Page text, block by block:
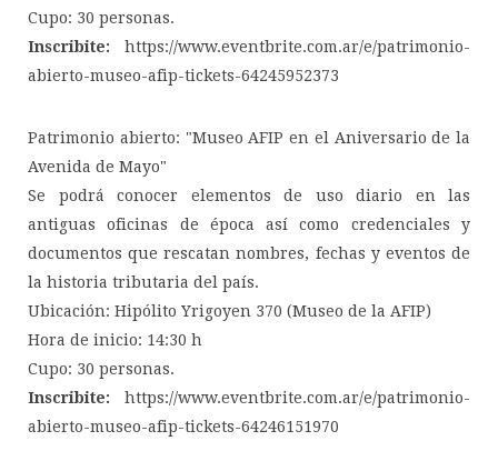
Cupo: 30 personas.
Inscribite: https://www.eventbrite.com.ar/e/patrimonio-
abierto-museo-afip-tickets-64245952373
Patrimonio abierto: "Museo AFIP en el Aniversario de la
Avenida de Mayo"
Se podrá conocer elementos de uso diario en las
antiguas oficinas de época así como credenciales y
documentos que rescatan nombres, fechas y eventos de
la historia tributaria del país.
Ubicación: Hipólito Yrigoyen 370 (Museo de la AFIP)
Hora de inicio: 14:30 h
Cupo: 30 personas.
Inscribite: https://www.eventbrite.com.ar/e/patrimonio-
abierto-museo-afip-tickets-64246151970